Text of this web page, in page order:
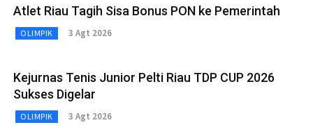
Atlet Riau Tagih Sisa Bonus PON ke Pemerintah
OLIMPIK 3 Agt 2026
Kejurnas Tenis Junior Pelti Riau TDP CUP 2026
Sukses Digelar
OLIMPIK 3 Agt 2026